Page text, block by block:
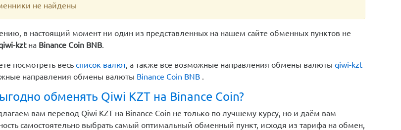
не найдены
в настоящий момент ни один из представленных на нашем сайте обменных пунктов не
kztна Binance Coin BNB.
посмотреть весь список валют, а также все возможные направления обмены валюты qiwi-kzt
направления обмены валюты Binance Coin BNB .
обменять Qiwi KZT на Binance Coin?
вам перевод Qiwi KZT на Binance Coin не только по лучшему курсу, но и даём вам
самостоятельно выбрать самый оптимальный обменный пункт, исходя из тарифа на обмен,